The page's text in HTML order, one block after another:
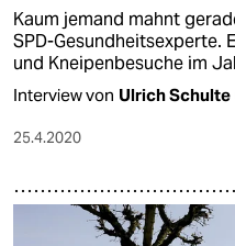
Kaum jemand mahnt
SPD-Gesundheitsexperte.
und Kneipenbesuche im
Interview von Ulrich Schulte
25.4.2020